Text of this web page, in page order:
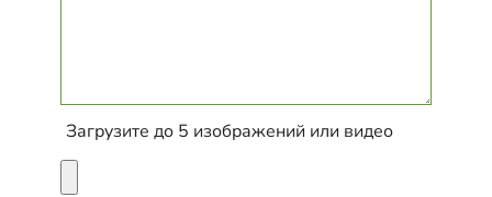
Загрузите до 5 изображений или видео